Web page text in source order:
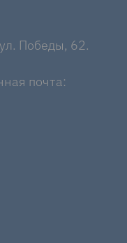
Победы, 62.
почта: